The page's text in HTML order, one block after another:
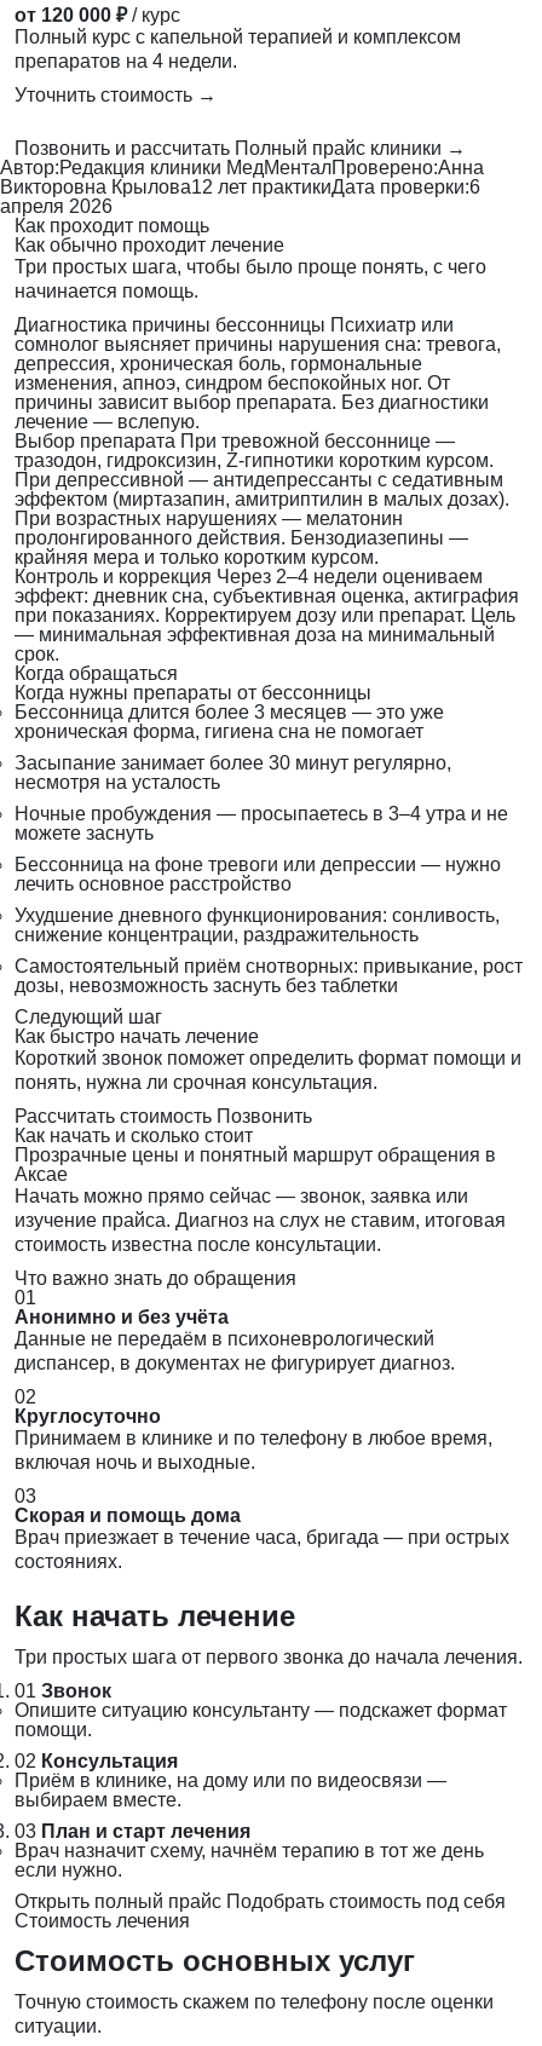
от 120 000 ₽ / курс
Полный курс с капельной терапией и комплексом
препаратов на 4 недели.
Уточнить стоимость →
Позвонить и рассчитать Полный прайс клиники →
Автор:Редакция клиники МедМенталПроверено:Анна
Викторовна Крылова12 лет практикиДата проверки:6
апреля 2026
Как проходит помощь
Как обычно проходит лечение
Три простых шага, чтобы было проще понять, с чего
начинается помощь.
Диагностика причины бессонницы Психиатр или
сомнолог выясняет причины нарушения сна: тревога,
депрессия, хроническая боль, гормональные
изменения, апноэ, синдром беспокойных ног. От
причины зависит выбор препарата. Без диагностики
лечение — вслепую.
Выбор препарата При тревожной бессоннице —
тразодон, гидроксизин, Z-гипнотики коротким курсом.
При депрессивной — антидепрессанты с седативным
эффектом (миртазапин, амитриптилин в малых дозах).
При возрастных нарушениях — мелатонин
пролонгированного действия. Бензодиазепины —
крайняя мера и только коротким курсом.
Контроль и коррекция Через 2–4 недели оцениваем
эффект: дневник сна, субъективная оценка, актиграфия
при показаниях. Корректируем дозу или препарат. Цель
— минимальная эффективная доза на минимальный
срок.
Когда обращаться
Когда нужны препараты от бессонницы
Бессонница длится более 3 месяцев — это уже
хроническая форма, гигиена сна не помогает
Засыпание занимает более 30 минут регулярно,
несмотря на усталость
Ночные пробуждения — просыпаетесь в 3–4 утра и не
можете заснуть
Бессонница на фоне тревоги или депрессии — нужно
лечить основное расстройство
Ухудшение дневного функционирования: сонливость,
снижение концентрации, раздражительность
Самостоятельный приём снотворных: привыкание, рост
дозы, невозможность заснуть без таблетки
Следующий шаг
Как быстро начать лечение
Короткий звонок поможет определить формат помощи и
понять, нужна ли срочная консультация.
Рассчитать стоимость Позвонить
Как начать и сколько стоит
Прозрачные цены и понятный маршрут обращения в
Аксае
Начать можно прямо сейчас — звонок, заявка или
изучение прайса. Диагноз на слух не ставим, итоговая
стоимость известна после консультации.
Что важно знать до обращения
01
Анонимно и без учёта
Данные не передаём в психоневрологический
диспансер, в документах не фигурирует диагноз.
02
Круглосуточно
Принимаем в клинике и по телефону в любое время,
включая ночь и выходные.
03
Скорая и помощь дома
Врач приезжает в течение часа, бригада — при острых
состояниях.
Как начать лечение
Три простых шага от первого звонка до начала лечения.
01 Звонок
Опишите ситуацию консультанту — подскажет формат
помощи.
02 Консультация
Приём в клинике, на дому или по видеосвязи —
выбираем вместе.
03 План и старт лечения
Врач назначит схему, начнём терапию в тот же день
если нужно.
Открыть полный прайс Подобрать стоимость под себя
Стоимость лечения
Стоимость основных услуг
Точную стоимость скажем по телефону после оценки
ситуации.